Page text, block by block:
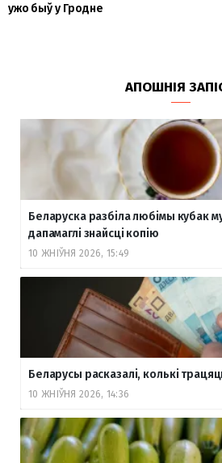
ужо быў у Гродне
АПОШНІЯ
Беларуска разбіла любімы кубак
дапамаглі знайсці копію
10 ЖНІЎНЯ 2026, 15:49
Беларусы расказалі, колькі
10 ЖНІЎНЯ 2026, 14:36